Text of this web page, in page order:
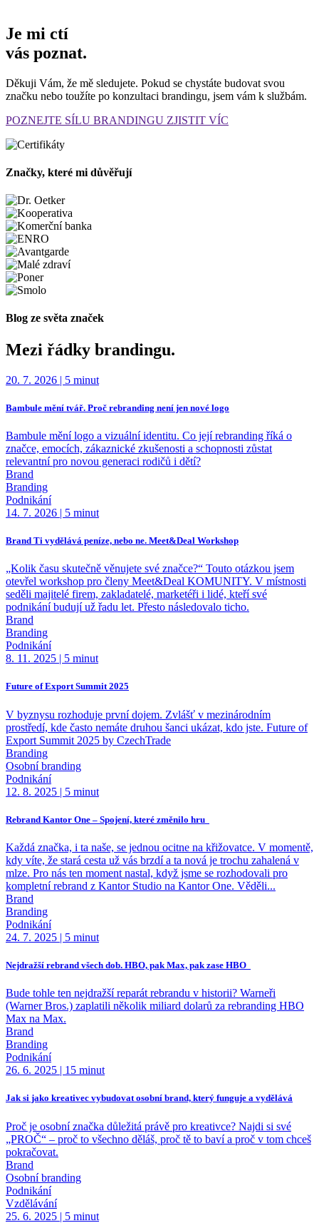
Je mi ctí
vás poznat.
Děkuji Vám, že mě sledujete. Pokud se chystáte budovat svou
značku nebo toužíte po konzultaci brandingu, jsem vám k službám.
POZNEJTE SÍLU BRANDINGU ZJISTIT VÍC
Značky, které mi důvěřují
Blog ze světa značek
Mezi řádky brandingu.
20. 7. 2026 | 5 minut
Bambule mění tvář. Proč rebranding není jen nové logo
Bambule mění logo a vizuální identitu. Co její rebranding říká o
značce, emocích, zákaznické zkušenosti a schopnosti zůstat
relevantní pro novou generaci rodičů i dětí?
Brand
Branding
Podnikání
14. 7. 2026 | 5 minut
Brand Ti vydělává peníze, nebo ne. Meet&Deal Workshop
„Kolik času skutečně věnujete své značce?“ Touto otázkou jsem
otevřel workshop pro členy Meet&Deal KOMUNITY. V místnosti
seděli majitelé firem, zakladatelé, marketéři i lidé, kteří své
podnikání budují už řadu let. Přesto následovalo ticho.
Brand
Branding
Podnikání
8. 11. 2025 | 5 minut
Future of Export Summit 2025
V byznysu rozhoduje první dojem. Zvlášť v mezinárodním
prostředí, kde často nemáte druhou šanci ukázat, kdo jste. Future of
Export Summit 2025 by CzechTrade
Branding
Osobní branding
Podnikání
12. 8. 2025 | 5 minut
Rebrand Kantor One – Spojení, které změnilo hru
Každá značka, i ta naše, se jednou ocitne na křižovatce. V momentě,
kdy víte, že stará cesta už vás brzdí a ta nová je trochu zahalená v
mlze. Pro nás ten moment nastal, když jsme se rozhodovali pro
kompletní rebrand z Kantor Studio na Kantor One. Věděli...
Brand
Branding
Podnikání
24. 7. 2025 | 5 minut
Nejdražší rebrand všech dob. HBO, pak Max, pak zase HBO
Bude tohle ten nejdražší reparát rebrandu v historii? Warneři
(Warner Bros.) zaplatili několik miliard dolarů za rebranding HBO
Max na Max.
Brand
Branding
Podnikání
26. 6. 2025 | 15 minut
Jak si jako kreativec vybudovat osobní brand, který funguje a vydělává
Proč je osobní značka důležitá právě pro kreativce? Najdi si své
„PROČ“ – proč to všechno děláš, proč tě to baví a proč v tom chceš
pokračovat.
Brand
Osobní branding
Podnikání
Vzdělávání
25. 6. 2025 | 5 minut